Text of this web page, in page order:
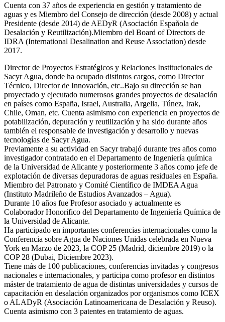
Cuenta con 37 años de experiencia en gestión y tratamiento de
aguas y es Miembro del Consejo de dirección (desde 2008) y actual
Presidente (desde 2014) de AEDyR (Asociación Española de
Desalación y Reutilización).Miembro del Board of Directors de
IDRA (International Desalination and Reuse Association) desde
2017.
Director de Proyectos Estratégicos y Relaciones Institucionales de
Sacyr Agua, donde ha ocupado distintos cargos, como Director
Técnico, Director de Innovación, etc..Bajo su dirección se han
proyectado y ejecutado numerosos grandes proyectos de desalación
en países como España, Israel, Australia, Argelia, Túnez, Irak,
Chile, Oman, etc. Cuenta asimismo con experiencia en proyectos de
potabilización, depuración y reutilización y ha sido durante años
también el responsable de investigación y desarrollo y nuevas
tecnologías de Sacyr Agua.
Previamente a su actividad en Sacyr trabajó durante tres años como
investigador contratado en el Departamento de Ingeniería química
de la Universidad de Alicante y posteriormente 3 años como jefe de
explotación de diversas depuradoras de aguas residuales en España.
Miembro del Patronato y Comité Científico de IMDEA Agua
(Instituto Madrileño de Estudios Avanzados – Agua).
Durante 10 años fue Profesor asociado y actualmente es
Colaborador Honorifico del Departamento de Ingeniería Química de
la Universidad de Alicante.
Ha participado en importantes conferencias internacionales como la
Conferencia sobre Agua de Naciones Unidas celebrada en Nueva
York en Marzo de 2023, la COP 25 (Madrid, diciembre 2019) o la
COP 28 (Dubai, Diciembre 2023).
Tiene más de 100 publicaciones, conferencias invitadas y congresos
nacionales e internacionales, y participa como profesor en distintos
máster de tratamiento de agua de distintas universidades y cursos de
capacitación en desalación organizados por organismos como ICEX
o ALADyR (Asociación Latinoamericana de Desalación y Reuso).
Cuenta asimismo con 3 patentes en tratamiento de aguas.